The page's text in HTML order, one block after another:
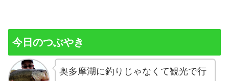
今日のつぶやき
奥多摩湖に釣りじゃなくて観光で行